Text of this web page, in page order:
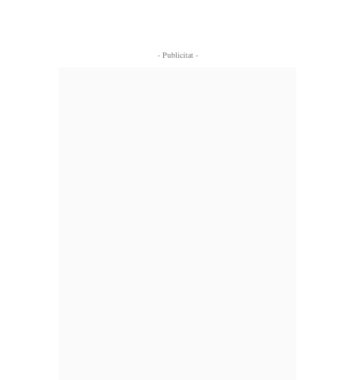
- Publicitat -